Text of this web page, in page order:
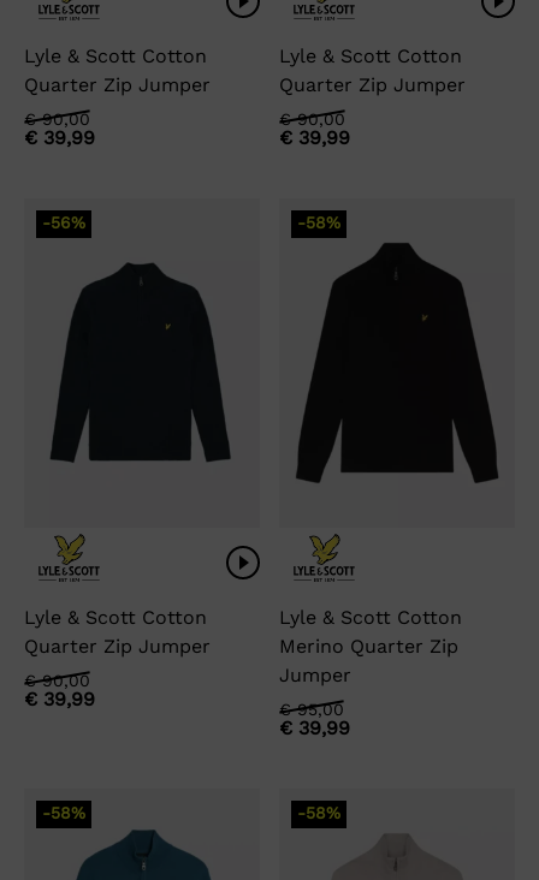
Lyle & Scott Cotton
Quarter Zip Jumper
€90,00
Oorspronkelijke
prijs
€ 39,99
Huidige
prijs
Lyle & Scott Cotton
Quarter Zip Jumper
€90,00
Oorspronkelijke
prijs
€ 39,99
Huidige
prijs
-56%
Lyle & Scott Cotton
Quarter Zip Jumper
€90,00
Oorspronkelijke
prijs
€ 39,99
Huidige
prijs
-58%
Lyle & Scott Cotton
Merino Quarter Zip
Jumper
€95,00
Oorspronkelijke
prijs
€ 39,99
Huidige
prijs
-58% -58%